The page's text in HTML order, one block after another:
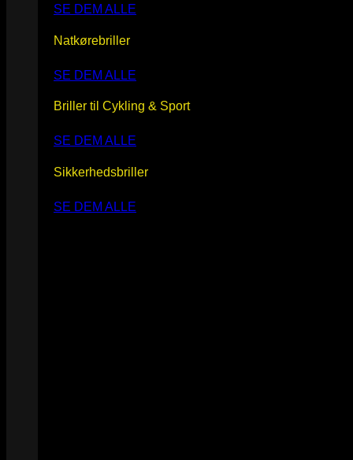
SE DEM ALLE
Natkørebriller
SE DEM ALLE
Briller til Cykling & Sport
SE DEM ALLE
Sikkerhedsbriller
SE DEM ALLE